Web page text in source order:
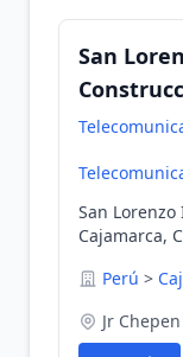
San
San
Cajamarca,
Perú >
Jr